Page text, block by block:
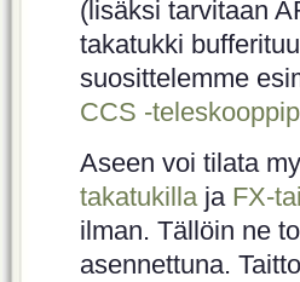
(lisäksi tarvitaan
takatukki
suosittelemme
CCS -
Aseen voi tilata
takatukillaja FX-
ilman. Tällöin ne
asennettuna.